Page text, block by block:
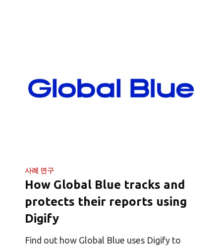
사례 연구
How Global Blue tracks and
protects their reports using
Digify
Find out how Global Blue uses Digify to